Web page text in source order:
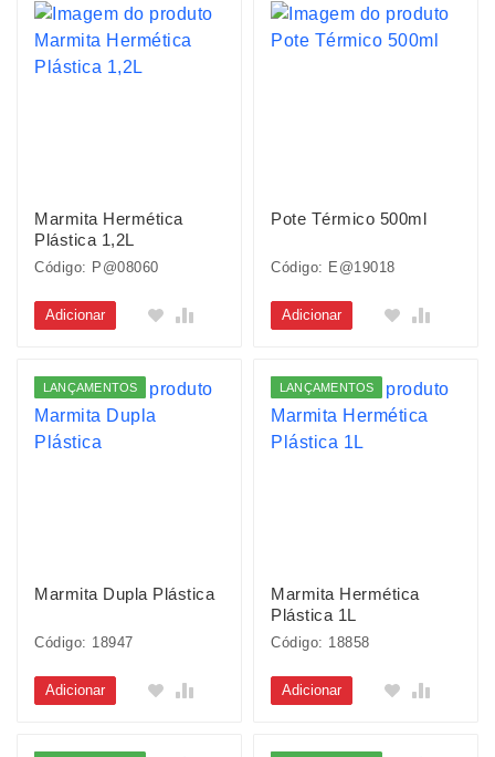
Marmita Hermética
Plástica 1,2L
Código: P@08060
Adicionar
Pote Térmico 500ml
Código: E@19018
Adicionar
LANÇAMENTOS
Marmita Dupla Plástica
Código: 18947
Adicionar
LANÇAMENTOS
Marmita Hermética
Plástica 1L
Código: 18858
Adicionar